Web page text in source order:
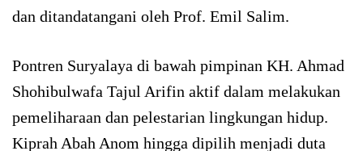
dan ditandatangani oleh Prof. Emil Salim.
Pontren Suryalaya di bawah pimpinan KH. Ahmad
Shohibulwafa Tajul Arifin aktif dalam melakukan
pemeliharaan dan pelestarian lingkungan hidup.
Kiprah Abah Anom hingga dipilih menjadi duta